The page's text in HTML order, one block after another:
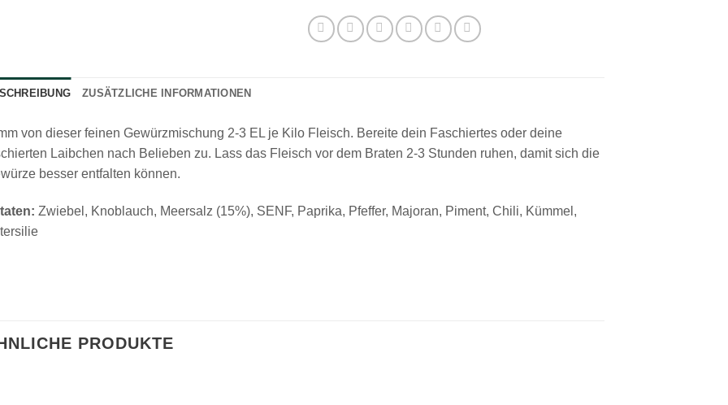
ZUSÄTZLICHE INFORMATIONEN
von dieser feinen Gewürzmischung 2-3 EL je Kilo Fleisch. Bereite dein Faschiertes oder deine
Laibchen nach Belieben zu. Lass das Fleisch vor dem Braten 2-3 Stunden ruhen, damit sich die
besser entfalten können.
Zwiebel, Knoblauch, Meersalz (15%), SENF, Paprika, Pfeffer, Majoran, Piment, Chili, Kümmel,
PRODUKTE